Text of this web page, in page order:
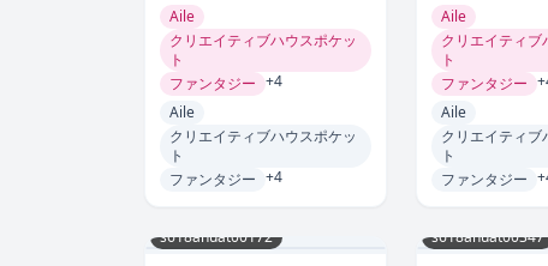
Aile
クリエイティブハウスポケッ
ト
ファンタジー +4
Aile
クリエイティブハウスポケッ
ト
ファンタジー +4
Aile
クリエイティブ
ト
ファンタジー
Aile
クリエイティブ
ト
ファンタジー
s618ahuat00172 s618ahuat00347